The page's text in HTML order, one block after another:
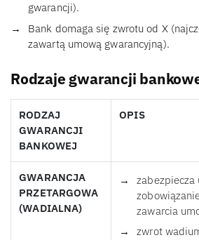
gwarancji).
Bank domaga się zwrotu od X
zawartą umową gwarancyjną).
Rodzaje gwarancji
RODZAJ
GWARANCJI
BANKOWEJ
OPIS
GWARANCJA
PRZETARGOWA
(WADIALNA)
zabezpiecza
zawarcia
zwrot